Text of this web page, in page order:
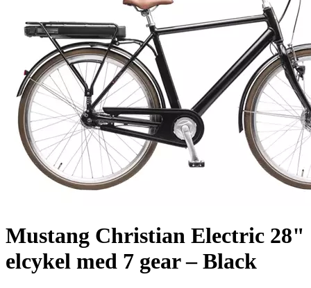
Mustang Christian Electric 28"
elcykel med 7 gear – Black